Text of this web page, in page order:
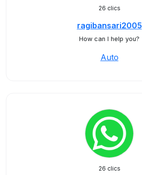
26 clics
ragibansari2005
How can I help you?
Auto
26 clics